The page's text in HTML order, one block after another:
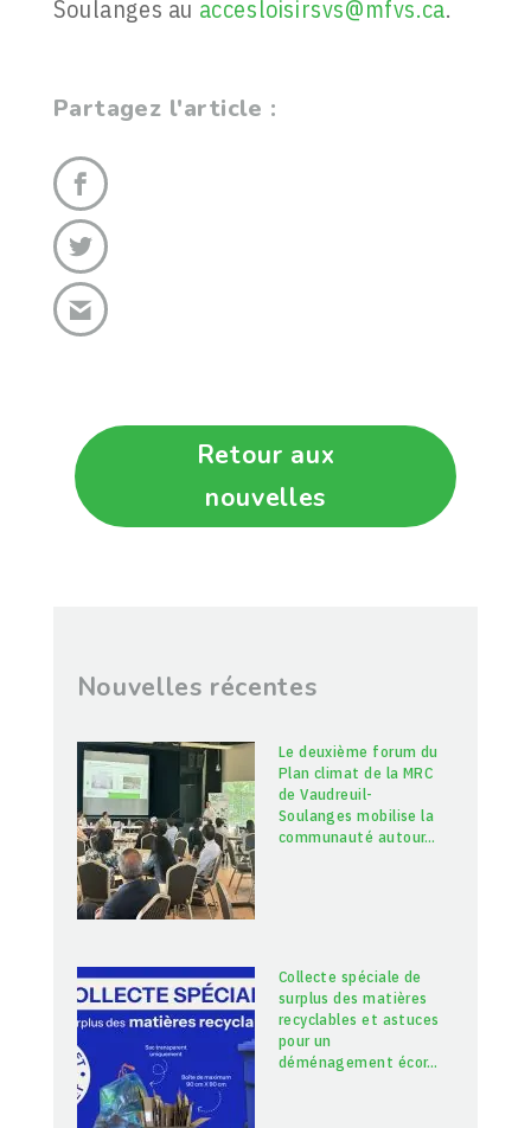
Soulanges au accesloisirsvs@mfvs.ca.
Partagez l'article :
Retour aux
nouvelles
Nouvelles récentes
Le deuxième forum du
Plan climat de la MRC
de Vaudreuil-
Soulanges mobilise la
communauté autour…
Collecte spéciale de
surplus des matières
recyclables et astuces
pour un
déménagement écor…